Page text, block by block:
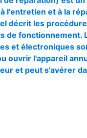
l'entretien et à la
décrit les
de fonctionnement.
et électroniques
ouvrir l'appareil
et peut s'avérer